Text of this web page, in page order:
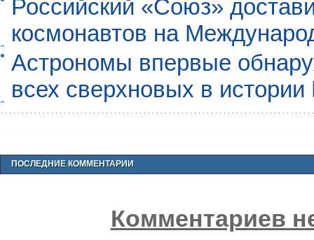
Российский «Союз»
космонавтов на
Астрономы впервые
всех сверхновых в
ПОСЛЕДНИЕ КОММЕНТАРИИ
Комментариев